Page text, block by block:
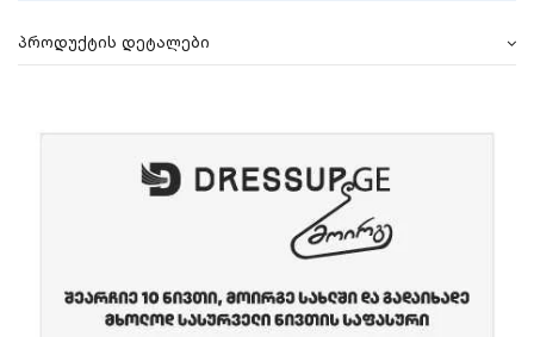
პროდუქტის დეტალები